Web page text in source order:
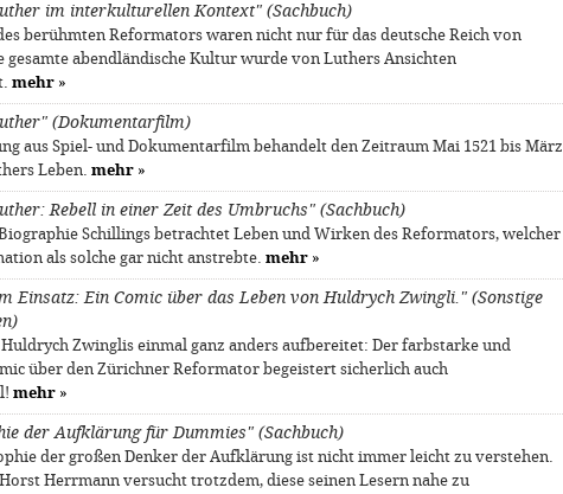
im interkulturellen Kontext" (Sachbuch)
berühmten Reformators waren nicht nur für das deutsche Reich von
gesamte abendländische Kultur wurde von Luthers Ansichten
mehr »
(Dokumentarfilm)
aus Spiel- und Dokumentarfilm behandelt den Zeitraum Mai 1521 bis März
Leben. mehr »
Rebell in einer Zeit des Umbruchs" (Sachbuch)
Schillings betrachtet Leben und Wirken des Reformators, welcher
als solche gar nicht anstrebte. mehr »
Einsatz: Ein Comic über das Leben von Huldrych Zwingli." (Sonstige
Huldrych Zwinglis einmal ganz anders aufbereitet: Der farbstarke und
über den Zürichner Reformator begeistert sicherlich auch
mehr »
der Aufklärung für Dummies" (Sachbuch)
der großen Denker der Aufklärung ist nicht immer leicht zu verstehen.
Herrmann versucht trotzdem, diese seinen Lesern nahe zu